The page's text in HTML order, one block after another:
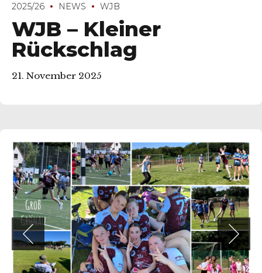
2025/26 NEWS WJB
WJB – Kleiner
Rückschlag
21. November 2025